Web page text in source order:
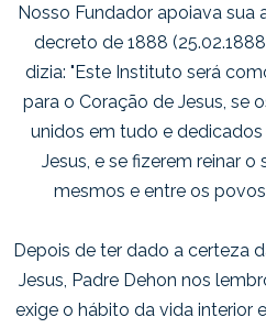
Nosso Fundador apoiava sua
decreto de 1888
dizia:"Este Instituto será
para o Coração de Jesus, se
unidos em tudo e
Jesus, e se fizerem reinar
mesmos e entre os
Depois de ter dado a certeza
Jesus, Padre Dehon nos
exige o hábito da vida interior